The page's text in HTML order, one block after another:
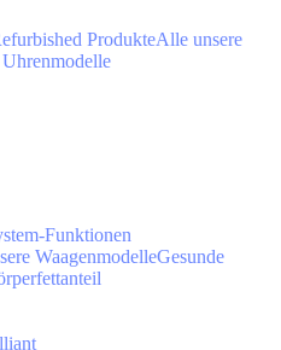
ProdukteAlle unsere
Funktionen
WaagenmodelleGesunde